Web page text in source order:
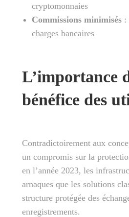
cryptomonnaies
Commissions minimisés :
charges bancaires
L’importance
bénéfice des
Contradictoirement aux
un compromis sur la
en l’année 2023, les
arnaques que les solutions
structure protégée des
enregistrements.